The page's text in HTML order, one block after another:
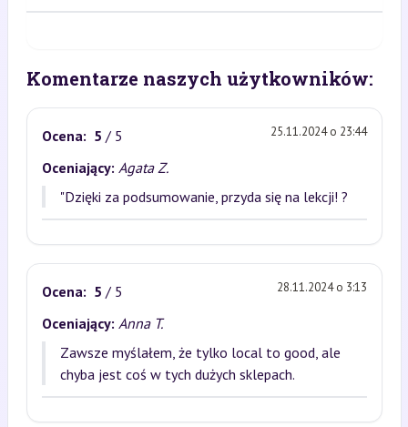
Komentarze naszych użytkowników:
Ocena: 5 / 5 25.11.2024 o 23:44
Oceniający: Agata Z.
"Dzięki za podsumowanie, przyda się na lekcji! ?
Ocena: 5 / 5 28.11.2024 o 3:13
Oceniający: Anna T.
Zawsze myślałem, że tylko local to good, ale
chyba jest coś w tych dużych sklepach.